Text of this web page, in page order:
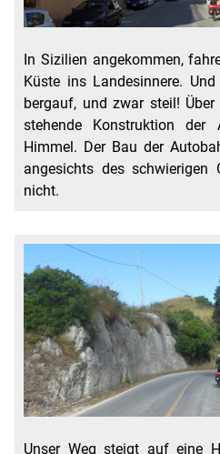
In Sizilien angekommen,
Küste ins Landesinnere.
bergauf, und zwar steil!
stehende Konstruktion der
Himmel. Der Bau der
angesichts des schwierigen
nicht.
Unser Weg steigt auf eine